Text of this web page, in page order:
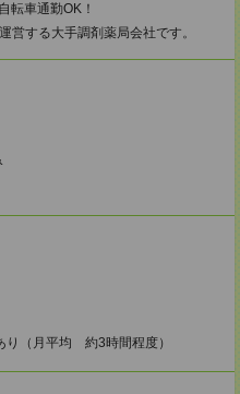
車通勤OK！
営する大手調剤薬局会社です。
（月平均 約3時間程度）